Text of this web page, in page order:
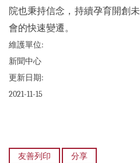
院也秉持信念，持續孕育開創
會的快速變遷。
維護單位:
新聞中心
更新日期:
2021-11-15
友善列印 分享